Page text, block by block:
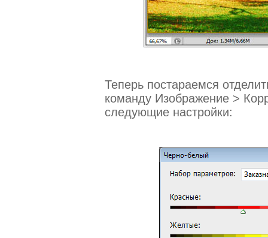
Теперь постараемся
команду Изображение >
следующие настройки: